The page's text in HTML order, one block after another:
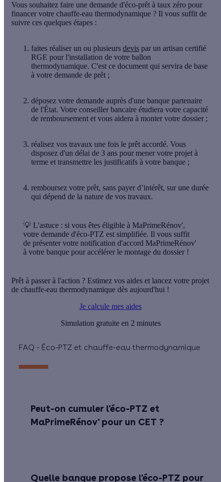
Vous souhaitez faire une demande d'éco-prêt à taux zéro pour
financer votre chauffe-eau thermodynamique ? Il vous suffit de
suivre ces quelques étapes :
faites réaliser un ou plusieurs devis par un artisan certifié
RGE pour l'installation de votre ballon
thermodynamique. C'est ce document qui servira de base
à votre demande de prêt ;
déposez votre demande auprès d'une banque partenaire
de l'État. Votre conseiller bancaire étudiera votre capacité
de remboursement et vous aidera à monter votre dossier ;
réalisez vos travaux une fois le prêt accordé. Vous
disposez d'un délai de 3 ans pour mener votre projet à
terme et transmettre les justificatifs à votre banque ;
remboursez votre prêt, sans payer d’intérêt, sur une durée
qui dépend de la nature de vos travaux.
💡 L'astuce : si vous êtes éligible à MaPrimeRénov',
votre demande d'éco-PTZ est simplifiée. Il vous suffit
de présenter votre notification d'accord MaPrimeRénov'
à votre banque pour accélérer le montage du dossier !
Prêt à passer à l'action ? Estimez vos aides et lancez votre projet
de chauffe-eau thermodynamique dès aujourd'hui !
Je calcule mes aides
Simulation gratuite en 2 minutes
FAQ - Éco-PTZ et chauffe-eau thermodynamique
Peut-on cumuler l'éco-PTZ et
MaPrimeRénov' pour un CET ?
Quelle banque propose l'éco-PTZ pour